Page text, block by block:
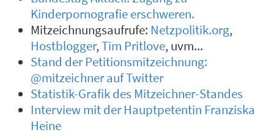
Kinderpornografie erschweren.
Mitzeichnungsaufrufe: Netzpolitik.org,
Hostblogger,Tim Pritlove, uvm...
Stand der Petitionsmitzeichnung:
@mitzeichner auf Twitter
Statistik-Grafik des Mitzeichner-Standes
Interview mit der Hauptpetentin Franziska
Heine